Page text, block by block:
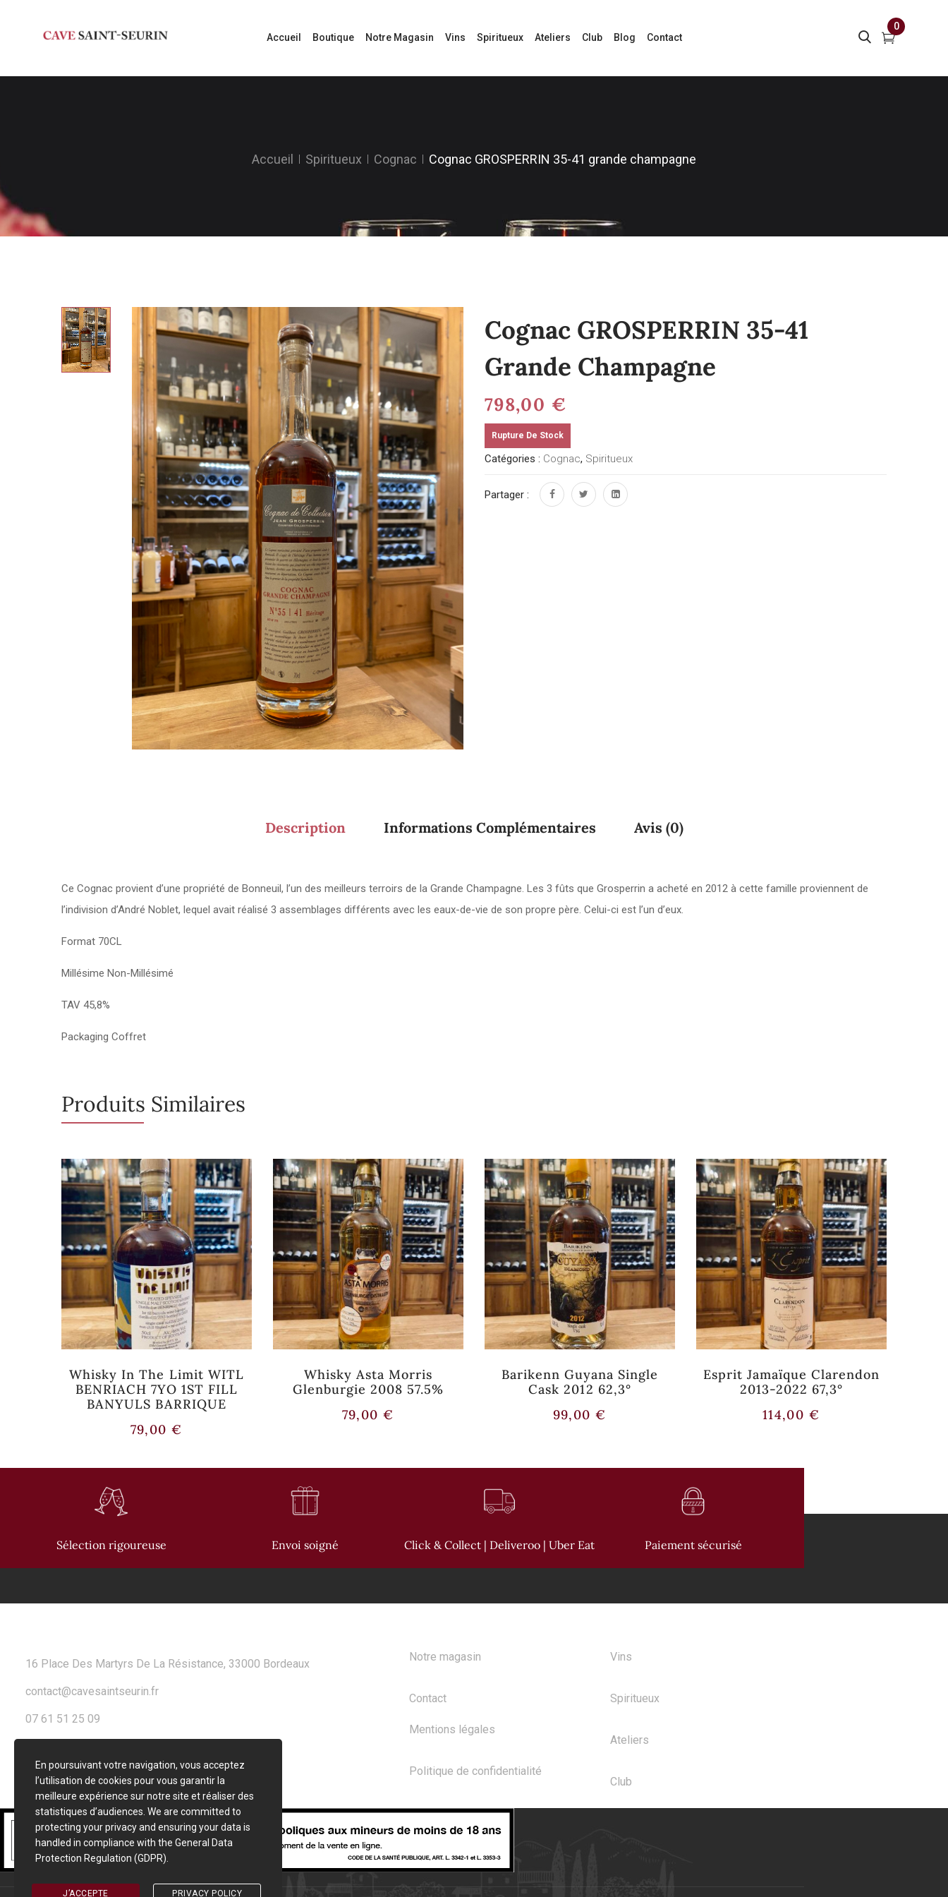
Accueil Boutique Notre Magasin Vins Spiritueux Ateliers Club Blog Contact
0
Accueil Spiritueux Cognac Cognac GROSPERRIN 35-41 grande champagne
Cognac GROSPERRIN 35-41
Grande Champagne
798,00 €
Rupture De Stock
Catégories : Cognac, Spiritueux
Partager :
Description Informations Complémentaires Avis (0)
Ce Cognac provient d’une propriété de Bonneuil, l’un des meilleurs terroirs de la Grande Champagne. Les 3 fûts que Grosperrin a acheté en 2012 à cette famille proviennent de
l’indivision d’André Noblet, lequel avait réalisé 3 assemblages différents avec les eaux-de-vie de son propre père. Celui-ci est l’un d’eux.
Format 70CL
Millésime Non-Millésimé
TAV 45,8%
Packaging Coffret
Produits Similaires
Whisky In The Limit WITL
BENRIACH 7YO 1ST FILL
BANYULS BARRIQUE
79,00 €
Whisky Asta Morris
Glenburgie 2008 57.5%
79,00 €
Rupture de stock
Barikenn Guyana Single
Cask 2012 62,3°
99,00 €
Rupture de stock
Esprit Jamaïque Clarendon
2013-2022 67,3°
114,00 €
Sélection rigoureuse Envoi soigné Click & Collect | Deliveroo | Uber Eat Paiement sécurisé
16 Place Des Martyrs De La Résistance, 33000 Bordeaux
contact@cavesaintseurin.fr
07 61 51 25 09
Notre magasin
Contact
Mentions légales
Politique de confidentialité
Vins
Spiritueux
Ateliers
Club
En poursuivant votre navigation, vous acceptez
l’utilisation de cookies pour vous garantir la
meilleure expérience sur notre site et réaliser des
statistiques d’audiences. We are committed to
protecting your privacy and ensuring your data is
handled in compliance with the General Data
Protection Regulation (GDPR)
J’ACCEPTE PRIVACY POLICY